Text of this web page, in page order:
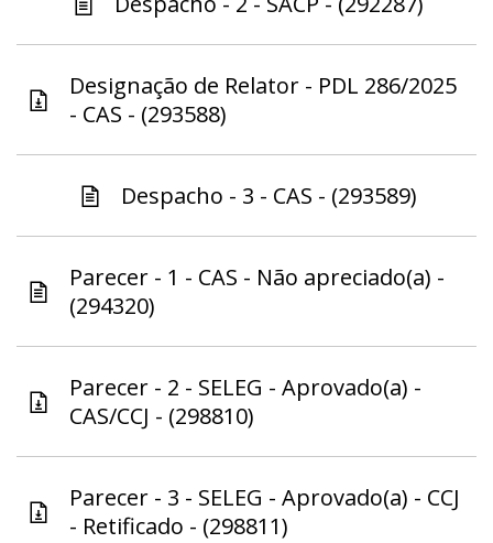
Designação de Relator - PDL 286/2025
- CAS - (293588)
Despacho - 3 - CAS - (293589)
Parecer - 1 - CAS - Não apreciado(a) -
(294320)
Parecer - 2 - SELEG - Aprovado(a) -
CAS/CCJ - (298810)
Parecer - 3 - SELEG - Aprovado(a) - CCJ
- Retificado - (298811)